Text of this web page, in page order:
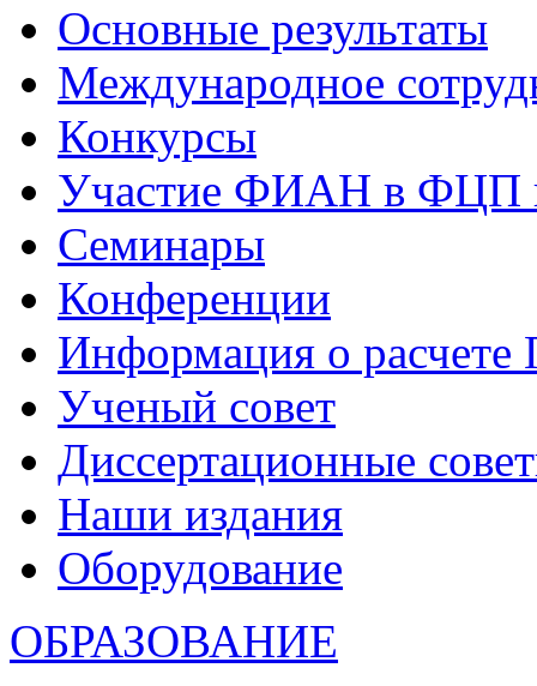
Основные результаты
Международное
Конкурсы
Участие ФИАН в ФЦП
Семинары
Конференции
Информация о
Ученый совет
Диссертационные
Наши издания
Оборудование
ОБРАЗОВАНИЕ